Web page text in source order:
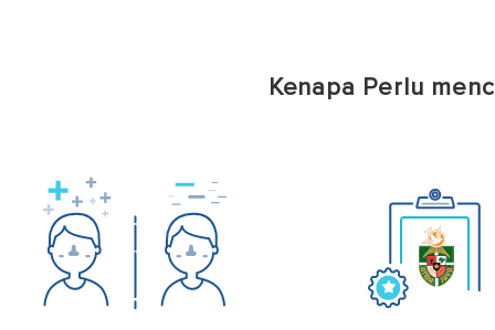
Kenapa Perlu